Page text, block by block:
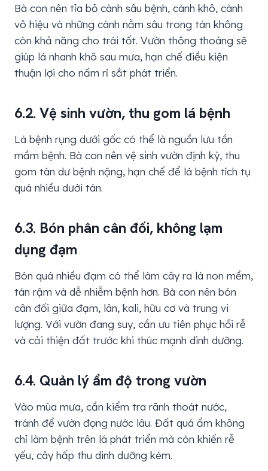
Bà con nên tỉa bỏ cành sâu bệnh, cành khô, cành
vô hiệu và những cành nằm sâu trong tán không
còn khả năng cho trái tốt. Vườn thông thoáng sẽ
giúp lá nhanh khô sau mưa, hạn chế điều kiện
thuận lợi cho nấm rỉ sắt phát triển.
6.2. Vệ sinh vườn, thu gom lá bệnh
Lá bệnh rụng dưới gốc có thể là nguồn lưu tồn
mầm bệnh. Bà con nên vệ sinh vườn định kỳ, thu
gom tàn dư bệnh nặng, hạn chế để lá bệnh tích tụ
quá nhiều dưới tán.
6.3. Bón phân cân đối, không lạm
dụng đạm
Bón quá nhiều đạm có thể làm cây ra lá non mềm,
tán rậm và dễ nhiễm bệnh hơn. Bà con nên bón
cân đối giữa đạm, lân, kali, hữu cơ và trung vi
lượng. Với vườn đang suy, cần ưu tiên phục hồi rễ
và cải thiện đất trước khi thúc mạnh dinh dưỡng.
6.4. Quản lý ẩm độ trong vườn
Vào mùa mưa, cần kiểm tra rãnh thoát nước,
tránh để vườn đọng nước lâu. Đất quá ẩm không
chỉ làm bệnh trên lá phát triển mà còn khiến rễ
yếu, cây hấp thu dinh dưỡng kém.